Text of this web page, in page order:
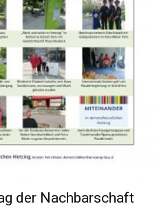
der Nachbarschaft